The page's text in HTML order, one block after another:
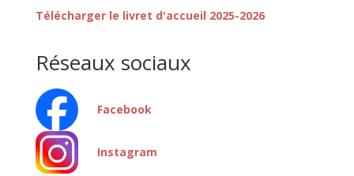
Télécharger le livret d'accueil 2025-2026
Réseaux sociaux
Facebook
Instagram